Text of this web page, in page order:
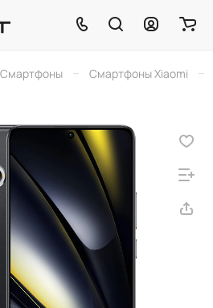
Смартфоны – Смартфоны Xiaomi –